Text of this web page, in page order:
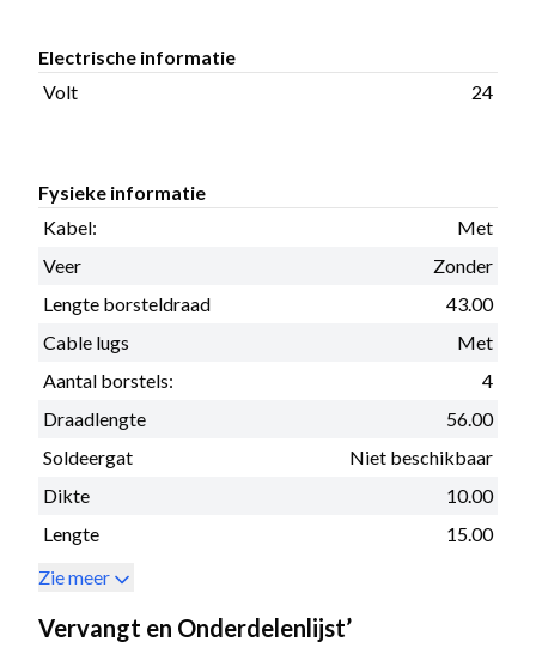
Electrische informatie
Volt
24
Fysieke informatie
Kabel:
Met
Veer
Zonder
Lengte borsteldraad
43.00
Cable lugs
Met
Aantal borstels:
4
Draadlengte
56.00
Soldeergat
Niet beschikbaar
Dikte
10.00
Lengte
15.00
Zie meer
Vervangt en Onderdelenlijst’